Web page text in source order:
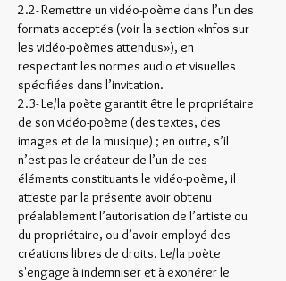
2.2- Remettre un vidéo-poème dans l’un des
formats acceptés (voir la section «Infos sur
les vidéo-poèmes attendus»), en
respectant les normes audio et visuelles
spécifiées dans l’invitation.
2.3- Le/la poète garantit être le propriétaire
de son vidéo-poème (des textes, des
images et de la musique) ; en outre, s’il
n’est pas le créateur de l’un de ces
éléments constituants le vidéo-poème, il
atteste par la présente avoir obtenu
préalablement l’autorisation de l’artiste ou
du propriétaire, ou d’avoir employé des
créations libres de droits. Le/la poète
s'engage à indemniser et à exonérer le